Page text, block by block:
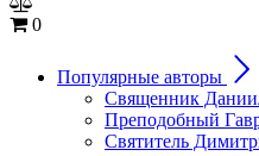
0
Популярные авторы
Священник
Преподобный
Святитель